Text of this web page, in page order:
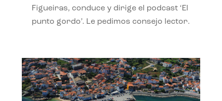
Figueiras, conduce y dirige el podcast ‘El
punto gordo’. Le pedimos consejo lector.